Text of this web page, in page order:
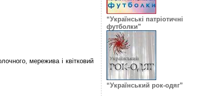
мережива і квітковий
“Українські патріотичні
футболки”
“Український рок-одяг”